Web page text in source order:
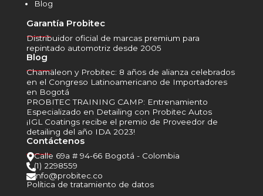
Blog
Garantía Probitec
______
Distribuidor oficial de marcas premium para
repintado automotriz desde 2005
Blog
______
Chamäleon y Probitec: 8 años de alianza celebrados
en el Congreso Latinoamericano de Importadores
en Bogotá
PROBITEC TRAINING CAMP: Entrenamiento
Especializado en Detailing con Probitec Autos
¡IGL Coatings recibe el premio de Proveedor de
detailing del año IDA 2023!
Contáctenos
______
Calle 69a # 94-66 Bogotá - Colombia
(1) 2298559
info@probitec.co
Política de tratamiento de datos